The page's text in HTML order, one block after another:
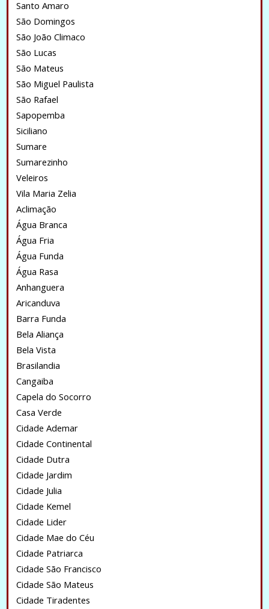
Santo Amaro
São Domingos
São João Climaco
São Lucas
São Mateus
São Miguel Paulista
São Rafael
Sapopemba
Siciliano
Sumare
Sumarezinho
Veleiros
Vila Maria Zelia
Aclimação
Água Branca
Água Fria
Água Funda
Água Rasa
Anhanguera
Aricanduva
Barra Funda
Bela Aliança
Bela Vista
Brasilandia
Cangaiba
Capela do Socorro
Casa Verde
Cidade Ademar
Cidade Continental
Cidade Dutra
Cidade Jardim
Cidade Julia
Cidade Kemel
Cidade Lider
Cidade Mae do Céu
Cidade Patriarca
Cidade São Francisco
Cidade São Mateus
Cidade Tiradentes